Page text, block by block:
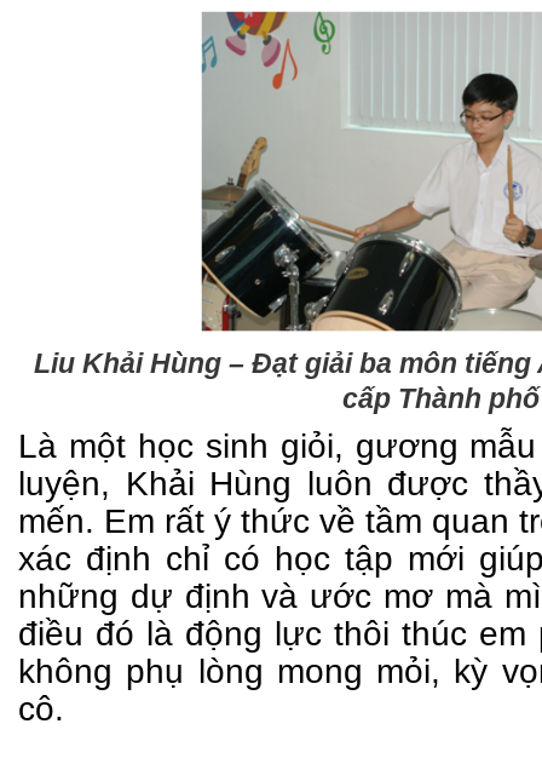
Liu Khải Hùng – Đạt giải ba môn
cấp Thành phố
Là một học sinh giỏi, gương
luyện, Khải Hùng luôn được
mến. Em rất ý thức về tầm quan
xác định chỉ có học tập mới
những dự định và ước mơ mà
điều đó là động lực thôi thúc em
không phụ lòng mong mỏi, kỳ
cô.